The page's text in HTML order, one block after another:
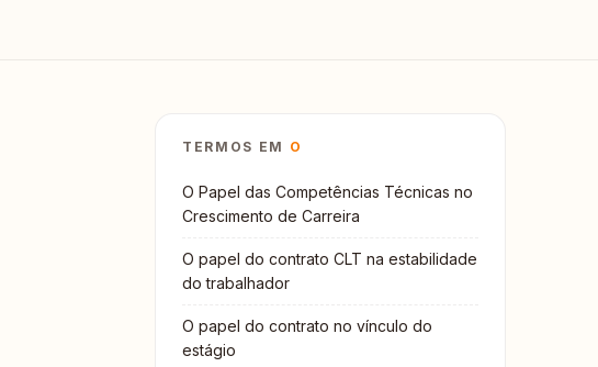
TERMOS EM O
O Papel das Competências Técnicas no
Crescimento de Carreira
O papel do contrato CLT na estabilidade
do trabalhador
O papel do contrato no vínculo do
estágio